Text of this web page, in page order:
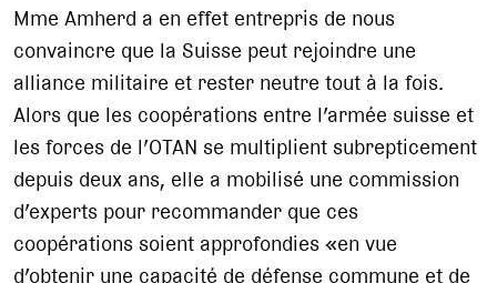
Mme Amherd a en effet entrepris de nous
convaincre que la Suisse peut rejoindre une
alliance militaire et rester neutre tout à la fois.
Alors que les coopérations entre l’armée suisse et
les forces de l’OTAN se multiplient subrepticement
depuis deux ans, elle a mobilisé une commission
d’experts pour recommander que ces
coopérations soient approfondies «en vue
d’obtenir une capacité de défense commune et de